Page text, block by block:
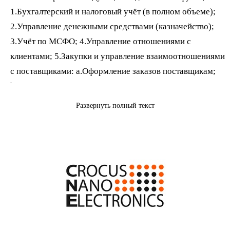
1.Бухгалтерский и налоговый учёт (в полном объеме);
2.Управление денежными средствами (казначейство);
3.Учёт по МСФО; 4.Управление отношениями с
клиентами; 5.Закупки и управление взаимоотношениями
с поставщиками: a.Оформление заказов поставщикам;
b.Учёт прихода ТМЦ; c.Взаиморасчёты с поставщиками.
6.Учёт договоров (в интеграции с «1С: Документооборот
системы мы формализовали и автоматизировали заказы
поставщикам, автоматизировали планфакт по движениям
денежных средств. Также отмечаем снижение
Развернуть полный текст